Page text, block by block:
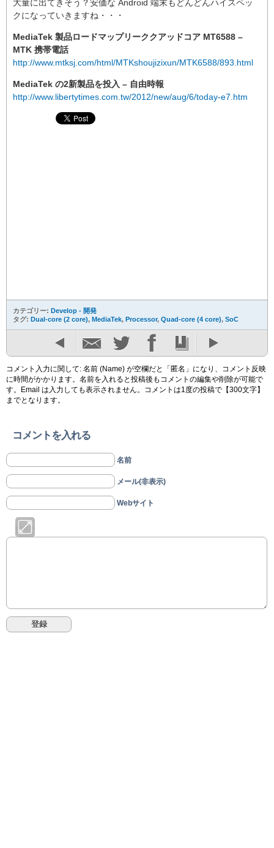
大量に出てきそう？安価な Android 端末もどんどんハイスペッ
クになっていきますね・・・
MediaTek 製品ロードマップリーククアッドコア MT6588 –
MTK 携帯電話
http://www.mtksj.com/html/MTKshoujizixun/MTK6588/893.html
MediaTek の2新製品を投入 – 自由時報
http://www.libertytimes.com.tw/2012/new/aug/6/today-e7.htm
カテゴリー: Develop - 開発
タグ: Dual-core (2 core), MediaTek, Processor, Quad-core (4 core), SoC
コメント入力に関して: 名前 (Name) が空欄だと「匿名」になり、コメント反映
に時間がかかります。名前を入れると投稿後もコメントの編集や削除が可能で
す。Email は入力しても表示されません。コメントは1度の投稿で【300文字】
までとなります。
コメントを入れる
名前
メール(非表示)
Webサイト